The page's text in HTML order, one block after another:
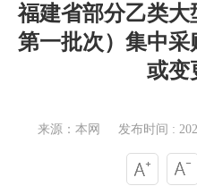
福建省部分乙类大
第一批次）集中
或变
来源：本网 发布时间 :